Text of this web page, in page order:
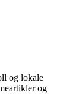
og lokale
og